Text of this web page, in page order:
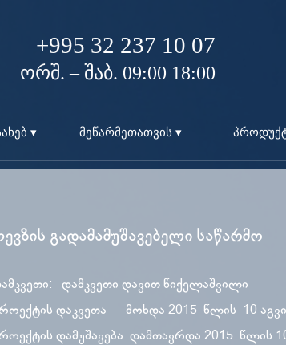
+995 32 237 10 07
ორშ. – შაბ. 09:00 18:00
▾ მეწარმეთათვის ▾
გადამამუშავებელი საწარმო
დამკვეთი
დაკვეთა მოხდა 2015 წლის 10
დამუშავება დამთავრდა 2015 წლის